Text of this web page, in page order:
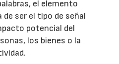
el elemento
ser el tipo de señal
potencial del
los bienes o la